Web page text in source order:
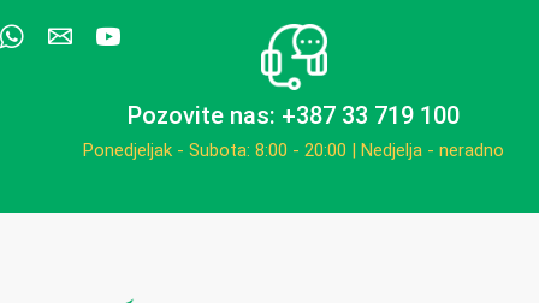
Pozovite nas: +387 33 719 100
Ponedjeljak - Subota: 8:00 - 20:00 | Nedjelja - neradno